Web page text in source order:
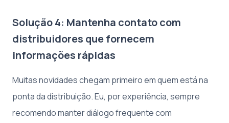
Solução 4: Mantenha contato com
distribuidores que fornecem
informações rápidas
Muitas novidades chegam primeiro em quem está na
ponta da distribuição. Eu, por experiência, sempre
recomendo manter diálogo frequente com